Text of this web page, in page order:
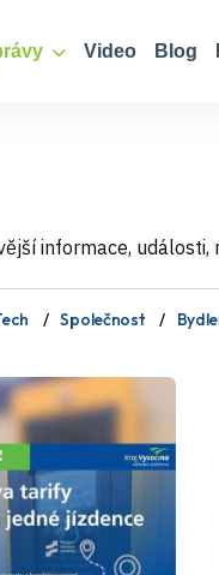
Video Blog
informace,
Společnost